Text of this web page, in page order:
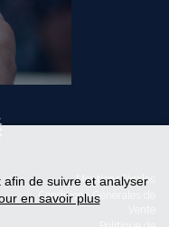
Mentions légales
Conditions Générales de
de suivre et analyser
en savoir plus